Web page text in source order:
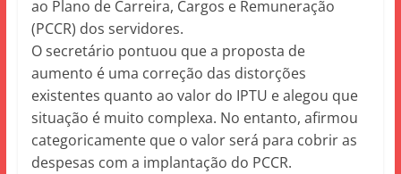
ao Plano de Carreira, Cargos e Remuneração
(PCCR) dos servidores.
O secretário pontuou que a proposta de
aumento é uma correção das distorções
existentes quanto ao valor do IPTU e alegou que
situação é muito complexa. No entanto, afirmou
categoricamente que o valor será para cobrir as
despesas com a implantação do PCCR.